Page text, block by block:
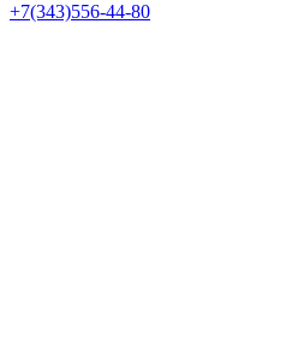
+7(343)556-44-80